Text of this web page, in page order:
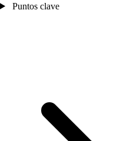
Puntos clave